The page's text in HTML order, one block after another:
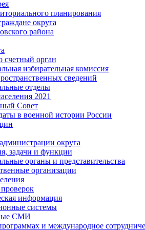
планирования
округа
района
счетный орган
избирательная комиссия
сведений
отделы
2021
Совет
в военной истории России
округа
задачи и функции
органы и представительства
организации
проверок
информация
системы
СМИ
и международное